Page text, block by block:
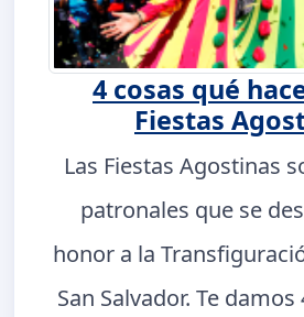
4 cosas qué
Fiestas
Las Fiestas Agostinas
patronales que se
honor a la
San Salvador. Te